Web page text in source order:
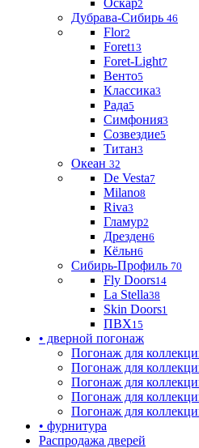
Оскар2
Дубрава-Сибирь 46
Flor2
Foret13
Foret-Light7
Венто5
Классика3
Рада5
Симфония3
Созвездие5
Титан3
Океан 32
De Vesta7
Milano8
Riva3
Гламур2
Дрезден6
Кёльн6
Сибирь-Профиль 70
Fly Doors14
La Stella38
Skin Doors1
ПВХ15
• дверной погонаж
Погонаж для
Погонаж для
Погонаж для
Погонаж для
Погонаж для
• фурнитура
Распродажа дверей